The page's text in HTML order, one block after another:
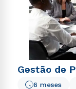
Gestão de
6 meses